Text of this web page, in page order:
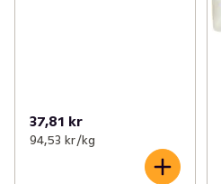
37,81 kr
94,53 kr /kg